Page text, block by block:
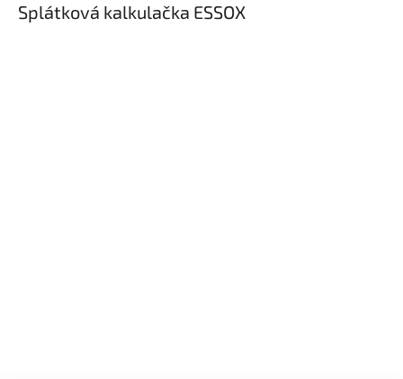
Splátková kalkulačka ESSOX